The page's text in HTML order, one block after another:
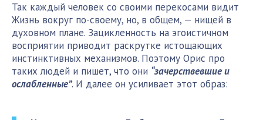
Так каждый человек со своими перекосами видит
Жизнь вокруг по-своему, но, в общем, — нищей в
духовном плане. Зацикленность на эгоистичном
восприятии приводит раскрутке истощающих
инстинктивных механизмов. Поэтому Орис про
таких людей и пишет, что они “зачерствевшие и
ослабленные”. И далее он усиливает этот образ: